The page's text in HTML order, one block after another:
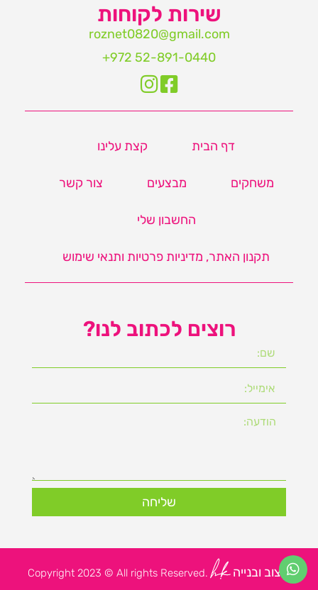
שירות לקוחות
roznet0820@gmail.com‏
דף הבית קצת עלינו
משחקים מבצעים צור קשר
החשבון שלי
תקנון האתר, מדיניות פרטיות ותנאי שימוש
רוצים לכתוב לנו?
שליחה
עיצוב ובנייה .Copyright 2023 © All rights Reserved